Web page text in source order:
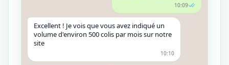
10:09
Excellent ! Je vois que vous avez indiqué un
volume d'environ 500 colis par mois sur notre
site
10:10